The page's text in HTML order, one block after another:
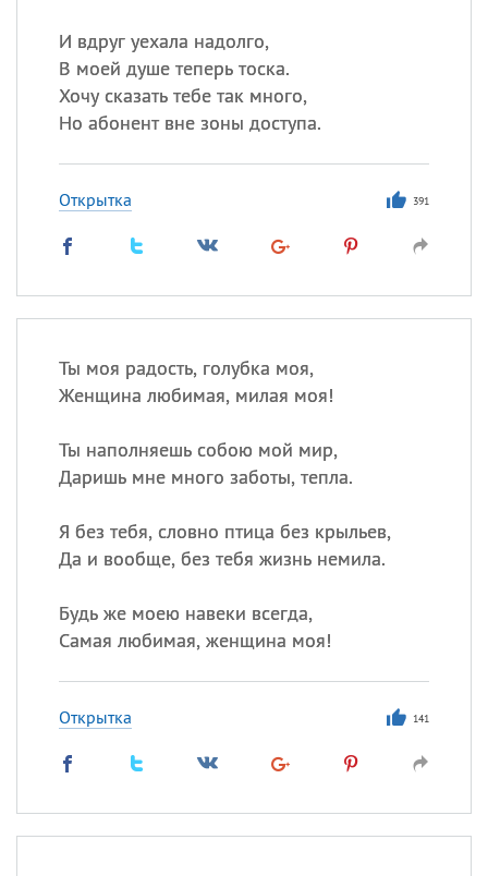
И вдруг уехала надолго,
В моей душе теперь тоска.
Хочу сказать тебе так много,
Но абонент вне зоны доступа.
Открытка 391
Ты моя радость, голубка моя,
Женщина любимая, милая моя!
Ты наполняешь собою мой мир,
Даришь мне много заботы, тепла.
Я без тебя, словно птица без крыльев,
Да и вообще, без тебя жизнь немила.
Будь же моею навеки всегда,
Самая любимая, женщина моя!
Открытка 141